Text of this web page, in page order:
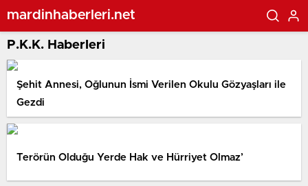
mardinhaberleri.net
P.K.K. Haberleri
Şehit Annesi, Oğlunun İsmi Verilen Okulu Gözyaşları ile
Gezdi
Terörün Olduğu Yerde Hak ve Hürriyet Olmaz’